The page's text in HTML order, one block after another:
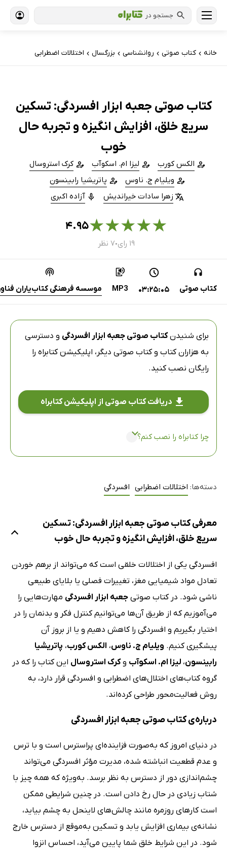
جستجو در
خانه › کتاب‌ صوتی › روانشناسی › بزرگسال › اختلالات اضطرابی
کتاب صوتی جعبه ابزار افسردگی: تسکین
سریع خلق، افزایش انگیزه و تجربه حال
خوب
الکس کورب لیزا ام. اسکوآب
کرک استروسال
ویلیام ج. ناوس
پاتریشیا رابینسون
زهرا سادات خیراندیش
آزاده اکبری
★
★
★
★
★۴.۹۵
۱۹ رای ● ۷ نظر
کتاب صوتی 03:25:05
MP3 موسسه فرهنگی کتاب‌یاران
برای شنیدنکتاب صوتی جعبه ابزار افسردگی و دسترسی
به هزاران کتاب و کتاب صوتی دیگر، اپلیکیشن کتابراه را
رایگان نصب کنید.
دریافت کتاب صوتی از اپلیکیشن کتابراه
چرا کتابراه را نصب کنم؟
دسته‌ها: اختلالات اضطرابی افسردگی
معرفی کتاب صوتی جعبه ابزار افسردگی: تسکین
سریع خلق، افزایش انگیزه و تجربه حال خوب
افسردگی یکی از اختلالات خلقی‌ است که می‌تواند از برهم خوردن
تعادل مواد شیمیایی مغز، تغییرات فصلی یا بلایای طبیعی
ناشی شود. در کتاب صوتی جعبه ابزار افسردگی مهارت‌هایی را
می‌آموزیم که از طریق آن‌ها می‌توانیم کنترل فکر و بدنمان را در
اختیار بگیریم و افسردگی را کاهش دهیم و یا از بروز آن
پیشگیری کنیم. ویلیام ج. ناوس، الکس کورب، پاتریشیا
رابینسون، لیزا ام. اسکوآب وکرک استروسال این کتاب را که در
گروه کتاب‌های اختلال‌های اضطرابی و افسردگی قرار دارد، به
روش فعالیت‌محور طراحی کرده‌اند.
درباره‌ی کتاب صوتی جعبه ابزار افسردگی
در دنیای امروز که به‌صورت فزاینده‌ای پراسترس است و با ترس
و عدم قطعیت انباشته شده، مدیرت مؤثر افسردگی می‌تواند
چشم‌اندازی دور از دسترس به نظر برسد. به‌ویژه که همه‌ چیز با
شتاب زیادی در حال رخ دادن است. در چنین شرایطی ممکن
است کارهای روزمره مانند چالش‌های لاینحل به چشم بیاید،
نشانه‌ی بیماری افزایش یابد و تسکین به‌موقع از دسترس خارج
شود. در این شرایط خلق شما پایین می‌آید، احساس انزوا